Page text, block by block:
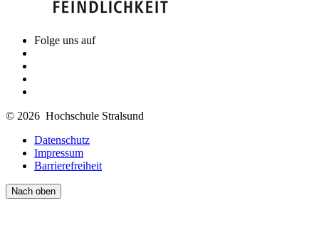
Folge uns auf
© 2026 Hochschule Stralsund
Datenschutz
Impressum
Barrierefreiheit
Nach oben